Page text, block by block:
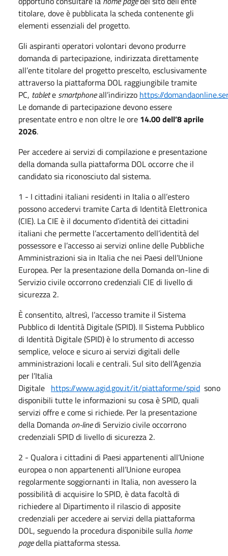
titolare, dove è pubblicata la scheda contenente gli
elementi essenziali del progetto.
Gli aspiranti operatori volontari devono produrre
domanda di partecipazione, indirizzata direttamente
all’ente titolare del progetto prescelto, esclusivamente
attraverso la piattaforma DOL raggiungibile tramite
PC, tablete smartphoneall’indirizzo https://
Le domande di partecipazione devono essere
presentate entro e non oltre le ore 14.00 dell’8 aprile
2026.
Per accedere ai servizi di compilazione e presentazione
della domanda sulla piattaforma DOL occorre che il
candidato sia riconosciuto dal sistema.
1 - I cittadini italiani residenti in Italia o all’estero
possono accedervi tramite Carta di Identità Elettronica
(CIE). La CIE è il documento d’identità dei cittadini
italiani che permette l’accertamento dell’identità del
possessore e l’accesso ai servizi online delle Pubbliche
Amministrazioni sia in Italia che nei Paesi dell’Unione
Europea. Per la presentazione della Domanda on-line di
Servizio civile occorrono credenziali CIE di livello di
sicurezza 2.
È consentito, altresì, l’accesso tramite il Sistema
Pubblico di Identità Digitale (SPID). Il Sistema Pubblico
di Identità Digitale (SPID) è lo strumento di accesso
semplice, veloce e sicuro ai servizi digitali delle
amministrazioni locali e centrali. Sul sito dell’Agenzia
per l’Italia
Digitale https://www.agid.gov.it/it/piattaforme/spid sono
disponibili tutte le informazioni su cosa è SPID, quali
servizi offre e come si richiede. Per la presentazione
della Domanda on-linedi Servizio civile occorrono
credenziali SPID di livello di sicurezza 2.
2 - Qualora i cittadini di Paesi appartenenti all’Unione
europea o non appartenenti all’Unione europea
regolarmente soggiornanti in Italia, non avessero la
possibilità di acquisire lo SPID, è data facoltà di
richiedere al Dipartimento il rilascio di apposite
credenziali per accedere ai servizi della piattaforma
DOL, seguendo la procedura disponibile sulla home
pagedella piattaforma stessa.